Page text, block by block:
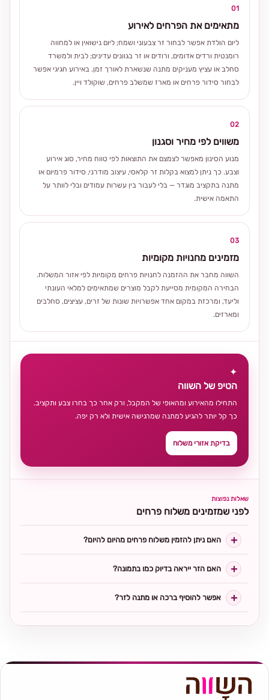
01
מתאימים את הפרחים לאירוע
ליום הולדת אפשר לבחור זר צבעוני ושמח; ליום נישואין או למחווה
רומנטית ורדים אדומים, ורודים או זר בגוונים עדינים; לבית ולמשרד
סחלב או עציץ מעניקים מתנה שנשארת לאורך זמן. באירוע חגיגי אפשר
לבחור סידור פרחים או מארז שמשלב פרחים, שוקולד ויין.
02
משווים לפי מחיר וסגנון
מנוע הסינון מאפשר לצמצם את התוצאות לפי טווח מחיר, סוג אירוע
וצבע. כך ניתן למצוא בקלות זר קלאסי, עיצוב מודרני, סידור פרמיום או
מתנה בתקציב מוגדר — בלי לעבור בין עשרות עמודים ובלי לוותר על
התאמה אישית.
03
מזמינים מחנויות מקומיות
השווה מחבר את ההזמנה לחנויות פרחים מקומיות לפי אזור המשלוח.
הבחירה המקומית מסייעת לקבל מוצרים שמתאימים למלאי העונתי
וליעד, ומרכזת במקום אחד אפשרויות שונות של זרים, עציצים, סחלבים
ומארזים.
✦
הטיפ של השווה
התחילו מהאירוע ומהאופי של המקבל, ורק אחר כך בחרו צבע ותקציב.
כך קל יותר להגיע למתנה שמרגישה אישית ולא רק יפה.
בדיקת אזורי משלוח
שאלות נפוצות
לפני שמזמינים משלוח פרחים
האם ניתן להזמין משלוח פרחים מהיום להיום?
האם הזר ייראה בדיוק כמו בתמונה?
אפשר להוסיף ברכה או מתנה לזר?